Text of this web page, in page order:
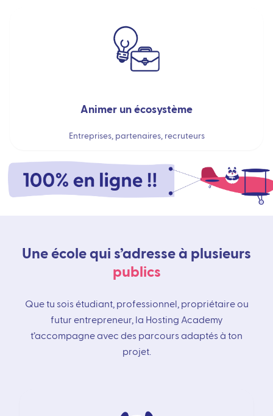
Animer un écosystème
Entreprises, partenaires, recruteurs
Une école qui s’adresse à plusieurs
publics
Que tu sois étudiant, professionnel, propriétaire ou
futur entrepreneur, la Hosting Academy
t’accompagne avec des parcours adaptés à ton
projet.